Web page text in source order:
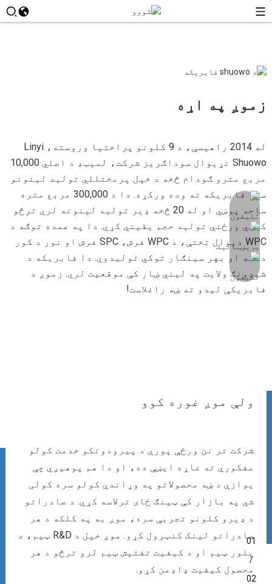
زموږ په اړه
له 2014 راهیسې، د 9 کلونو پراختیا وروسته، Linyi
Shuowo نړیوال سوداګریز شرکت، لمیټډ د اصلي 10,000
مربع مترو ګودام څخه د خپل پرمختللي تولید لینونو
سره فابریکه ته وده ورکړه. دا د 300,000 مربع متره
ساحه پوښي او له 20 څخه ډیر تولید لینونه لري ترڅو
کافي ورځني تولید حجم یقیني کړي. دا په عمده توګه د
WPC دیوال تختې، د WPC فرش، SPC فرش او نور د کور
دننه او بهر سینګار توکي تولیدوي. دا فابریکه د
شیډونګ ولایت په لیني ښار کې موقعیت لري. زموږ د
فابریکې لیدو ته ښه راغلاست!
ولې موږ غوره کوو
شرکت تر نن ورځې پورې د پیرودونکو خدمت کولو
مفکورې ته غاړه ایښې ده، او دا هم پوهیږي چې
یوازې د ښه محصولاتو په وړاندې کولو سره کولی
شي په بازار کې ټینګ ځای ترلاسه کړي. د صادراتو
د ډیرو کلونو تجربې سره، موږ به په کلکه د هر
صادراتو لینک کنټرول کړو. موږ خپل د R&D ټیم، د
پلور ټیم او د کیفیت تفتیش ټیم لرو ترڅو د هر
محصول کیفیت ډاډمن کړو.
01
/
02